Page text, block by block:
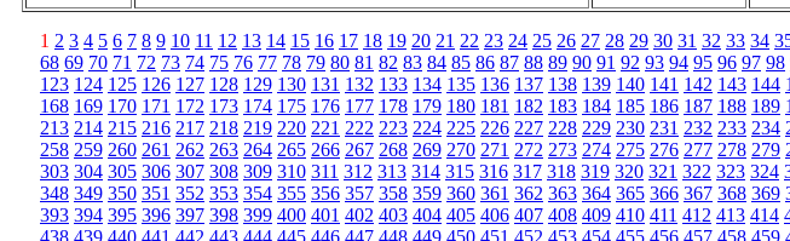
1 2 3 4 5 6 7 8 9 10 11 12 13 14 15 16 17 18 19 20 21 22 23 24 25 26 27 28 29 30 31 32 33 34
68 69 70 71 72 73 74 75 76 77 78 79 80 81 82 83 84 85 86 87 88 89 90 91 92 93 94 95 96 97 98
123 124 125 126 127 128 129 130 131 132 133 134 135 136 137 138 139 140 141 142 143 144
168 169 170 171 172 173 174 175 176 177 178 179 180 181 182 183 184 185 186 187 188 189
213 214 215 216 217 218 219 220 221 222 223 224 225 226 227 228 229 230 231 232 233 234
258 259 260 261 262 263 264 265 266 267 268 269 270 271 272 273 274 275 276 277 278 279
303 304 305 306 307 308 309 310 311 312 313 314 315 316 317 318 319 320 321 322 323 324
348 349 350 351 352 353 354 355 356 357 358 359 360 361 362 363 364 365 366 367 368 369
393 394 395 396 397 398 399 400 401 402 403 404 405 406 407 408 409 410 411 412 413 414
438 439 440 441 442 443 444 445 446 447 448 449 450 451 452 453 454 455 456 457 458 459